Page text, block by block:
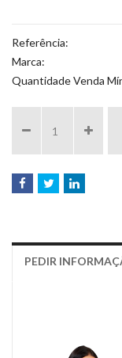
Referência:
Marca:
Quantidade Venda
PEDIR